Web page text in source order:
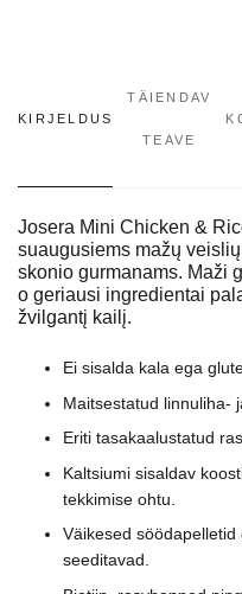
KIRJELDUS
TÄIENDAV
TEAVE
Josera Mini Chicken &
suaugusiems mažų
skonio gurmanams. Maži
o geriausi ingredientai
žvilgantį kailį.
Ei sisalda kala ega
Maitsestatud linnuliha-
Eriti tasakaalustatud
Kaltsiumi sisaldav
tekkimise ohtu.
Väikesed
seeditavad.